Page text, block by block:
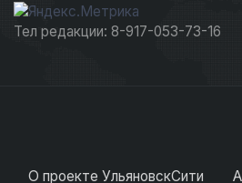
Тел редакции: 8-917-053-73-16
О проекте УльяновскСити